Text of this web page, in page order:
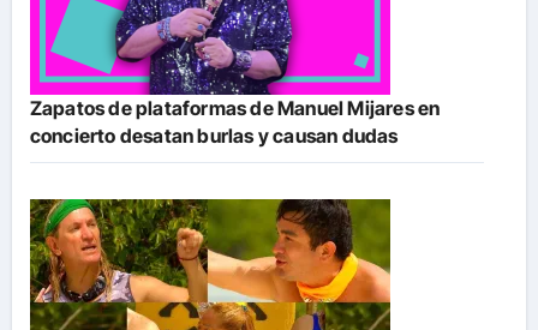
Zapatos de plataformas de Manuel Mijares en
concierto desatan burlas y causan dudas